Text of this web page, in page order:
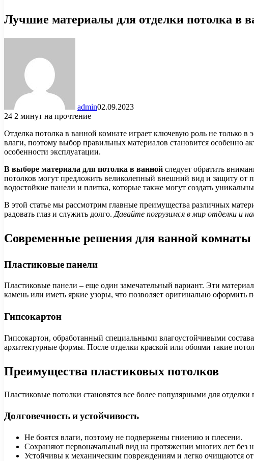
Лучшие материалы для отделки потолка в
admin02.09.2023
24 2 минут на прочтение
Отделка потолка в ванной комнате играет ключевую роль не только в
влаги, поэтому выбор правильных материалов становится особенно
особенности эксплуатации.
В выборе материала для потолка в ванной следует обратить
потолков могут предложить великолепный внешний вид и защиту от
водостойкие панели и плитка, которые также могут создать
В этой статье мы рассмотрим главные преимущества различных
радовать глаз и служить долго. Давайте погрузимся в мир отделки и
Современные решения для ванной комнаты
Пластиковые панели
Пластиковые панели – еще один замечательный вариант. Эти
камень или иметь яркие узоры, что позволяет оригинально оформить
Гипсокартон
Гипсокартон, обработанный специальными влагоустойчивыми
архитектурные формы. После отделки краской или обоями такие
Преимущества пластиковых потолков
Пластиковые потолки становятся все более популярными для
Долговечность и устойчивость
Не боятся влаги, поэтому не подвержены гниению и плесени.
Сохраняют первоначальный вид на протяжении многих лет без
Устойчивы к механическим повреждениям и легко очищаются от